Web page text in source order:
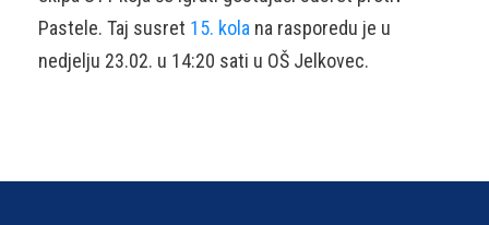
Pastele. Taj susret 15. kola na rasporedu je u
nedjelju 23.02. u 14:20 sati u OŠ Jelkovec.